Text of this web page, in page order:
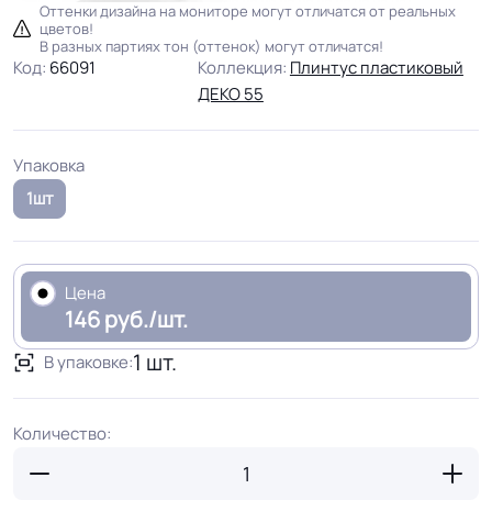
Оттенки дизайна на мониторе могут отличатся от реальных
цветов!
В разных партиях тон (оттенок) могут отличатся!
Код: 66091 Коллекция: Плинтус пластиковый
ДЕКО 55
Упаковка
1шт
Цена
146 руб./шт.
В упаковке:1 шт.
Количество: